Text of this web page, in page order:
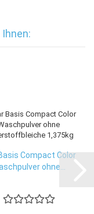
Compact Color
ohne...